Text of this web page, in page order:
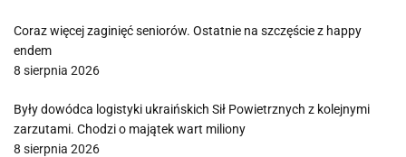
Coraz więcej zaginięć seniorów. Ostatnie na szczęście z happy
endem
8 sierpnia 2026
Były dowódca logistyki ukraińskich Sił Powietrznych z kolejnymi
zarzutami. Chodzi o majątek wart miliony
8 sierpnia 2026